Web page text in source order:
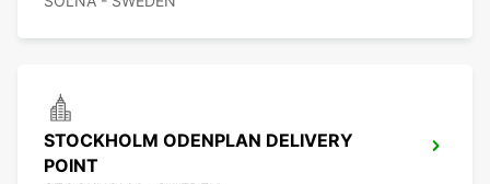
STOCKHOLM ODENPLAN DELIVERY
POINT